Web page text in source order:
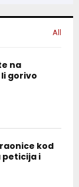
All
na
gorivo
kod
peticija i